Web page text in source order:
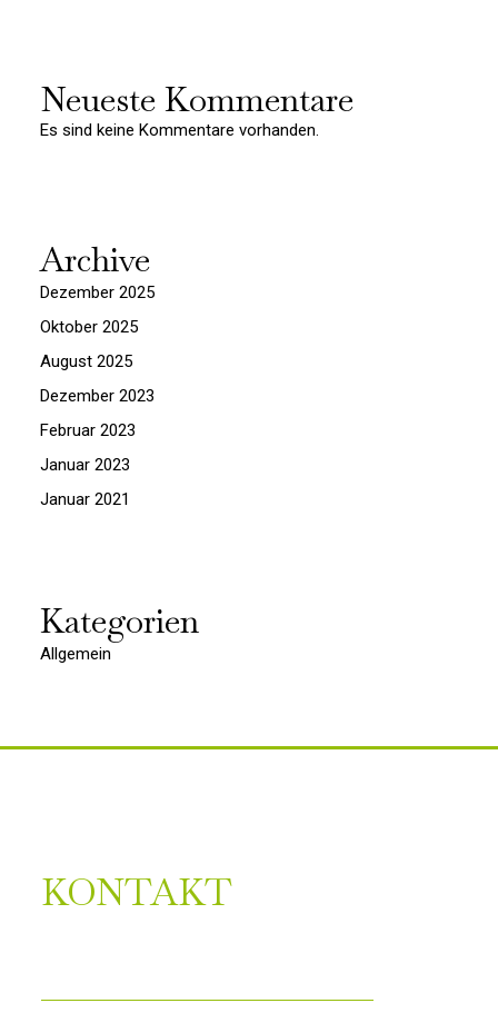
Neueste Kommentare
Es sind keine Kommentare vorhanden.
Archive
Dezember 2025
Oktober 2025
August 2025
Dezember 2023
Februar 2023
Januar 2023
Januar 2021
Kategorien
Allgemein
KONTAKT